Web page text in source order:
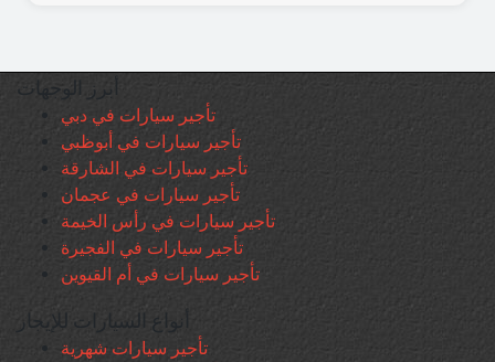
أبرز الوجهات
تأجير سيارات في دبي
تأجير سيارات في أبوظبي
تأجير سيارات في الشارقة
تأجير سيارات في عجمان
تأجير سيارات في رأس الخيمة
تأجير سيارات في الفجيرة
تأجير سيارات في أم القيوين
أنواع السيارات للإيجار
تأجير سيارات شهرية